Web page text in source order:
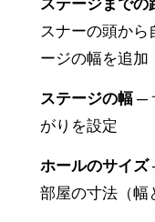
ステージまでの
スナーの頭から
ージの幅を追加
ステージの幅—
がりを設定
ホールのサイズ
部屋の寸法（幅